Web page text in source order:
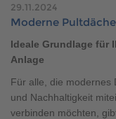
29.11.2024
Moderne
Ideale Grundlage für
Anlage
Für alle, die modernes
und Nachhaltigkeit
verbinden möchten,